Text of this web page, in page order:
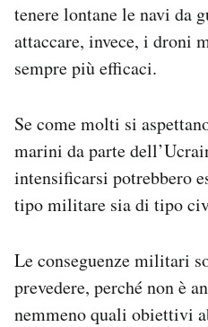
tenere lontane le navi da
attaccare, invece, i droni
sempre più efficaci.
Se come molti si
marini da parte
intensificarsi potrebbero
tipo militare sia di tipo
Le conseguenze militari
prevedere, perché non è
nemmeno quali obiettivi